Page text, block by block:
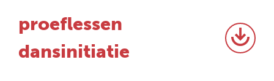
proeflessen
dansinitiatie